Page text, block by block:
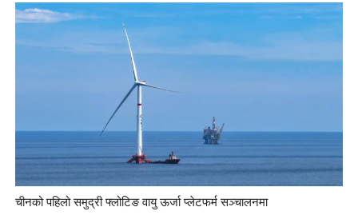
चीनको पहिलो समुद्री फ्लोटिङ वायु ऊर्जा प्लेटफर्म सञ्चालनमा